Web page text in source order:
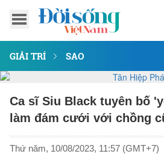
GIẢI TRÍ SAO
Ca sĩ Siu Black tuyên bố
làm đám cưới với chồng
Thứ năm, 10/08/2023, 11:57 (GMT+7)